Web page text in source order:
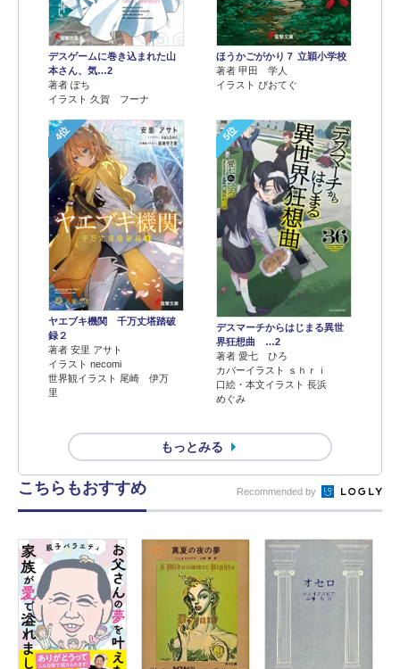
デスゲームに巻き込まれた山
本さん、気…2
著者 ぽち
イラスト 久賀 フーナ
ほうかごがかり７ 立穎小学校
著者 甲田 学人
イラスト ぴおてぐ
4位
ヤエブキ機関 千万丈塔踏破
録２
著者 安里 アサト
イラスト necomi
世界観イラスト 尾崎 伊万
里
5位
デスマーチからはじまる異世
界狂想曲 …2
著者 愛七 ひろ
カバーイラスト ｓｈｒｉ
口絵・本文イラスト 長浜
めぐみ
もっとみる
こちらもおすすめ Recommended by